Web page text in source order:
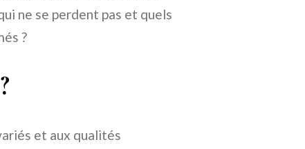
ne se perdent pas et quels
?
et aux qualités